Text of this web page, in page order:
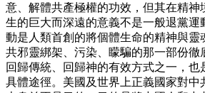
意、解體共產極權的功效，但其在精神
生的巨大而深遠的意義不是一般退黨運
動是人類首創的將個體生命的精神與靈
共邪靈綁架、污染、矇騙的那一部份徹
回歸傳統、回歸神的有效方式之一，也
具體途徑。美國及世界上正義國家對中